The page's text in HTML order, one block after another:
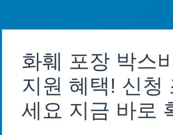
화훼 포장 박스
지원 혜택! 신청
세요 지금 바로